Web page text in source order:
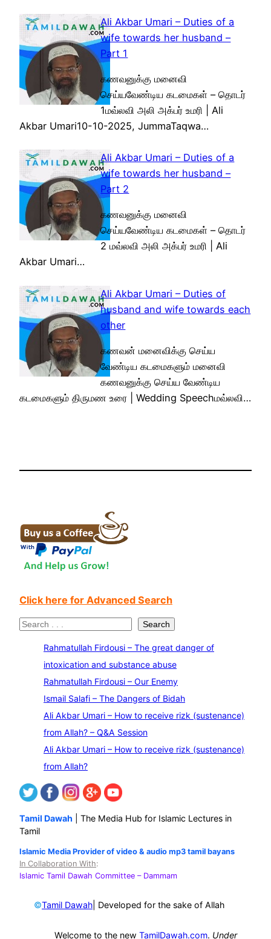
Ali Akbar Umari – Duties of a
wife towards her husband –
Part 1
கணவனுக்கு மனைவி
செய்யவேண்டிய கடமைகள் – தொடர்
1மவ்லவி அலி அக்பர் உமரி | Ali
Akbar Umari10-10-2025, JummaTaqwa…
Ali Akbar Umari – Duties of a
wife towards her husband –
Part 2
கணவனுக்கு மனைவி
செய்யவேண்டிய கடமைகள் – தொடர்
2 மவ்லவி அலி அக்பர் உமரி | Ali
Akbar Umari…
Ali Akbar Umari – Duties of
husband and wife towards each
other
கணவன் மனைவிக்கு செய்ய
வேண்டிய கடமைகளும் மனைவி
கணவனுக்கு செய்ய வேண்டிய
கடமைகளும் திருமண உரை | Wedding Speechமவ்லவி…
Click here for Advanced Search
S
Search
Rahmatullah Firdousi – The great danger of
intoxication and substance abuse
Rahmatullah Firdousi – Our Enemy
Ismail Salafi – The Dangers of Bidah
Ali Akbar Umari – How to receive rizk (sustenance)
from Allah? – Q&A Session
Ali Akbar Umari – How to receive rizk (sustenance)
from Allah?
Tamil Dawah | The Media Hub for Islamic Lectures in
Tamil
Islamic Media Provider of video & audio mp3 tamil bayans
In Collaboration With:
Islamic Tamil Dawah Committee – Dammam
©Tamil Dawah | Developed for the sake of Allah
Welcome to the new TamilDawah.com. Under